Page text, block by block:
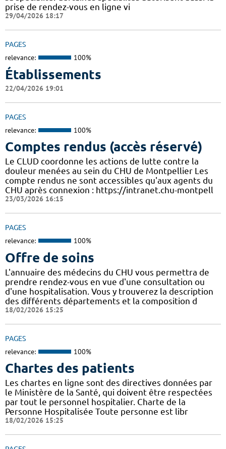
prise de rendez-vous en ligne vi
29/04/2026 18:17
PAGES
relevance: 100%
Établissements
22/04/2026 19:01
PAGES
relevance: 100%
Comptes rendus (accès réservé)
Le CLUD coordonne les actions de lutte contre la
douleur menées au sein du CHU de Montpellier Les
compte rendus ne sont accessibles qu'aux agents du
CHU après connexion : https://intranet.chu-montpell
23/03/2026 16:15
PAGES
relevance: 100%
Offre de soins
L'annuaire des médecins du CHU vous permettra de
prendre rendez-vous en vue d'une consultation ou
d'une hospitalisation. Vous y trouverez la description
des différents départements et la composition d
18/02/2026 15:25
PAGES
relevance: 100%
Chartes des patients
Les chartes en ligne sont des directives données par
le Ministère de la Santé, qui doivent être respectées
par tout le personnel hospitalier. Charte de la
Personne Hospitalisée Toute personne est libr
18/02/2026 15:25